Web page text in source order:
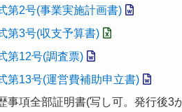
第2号(事業実施計画書)
第3号(収支予算書)
第12号(調査票)
第13号(運営費補助申立書)
事項全部証明書(写し可。発行後